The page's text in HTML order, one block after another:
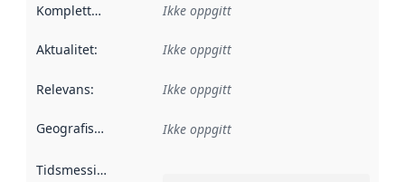
Kompletthet Ikke oppgitt
Aktualitet: Ikke oppgitt
Relevans: Ikke oppgitt
Geografisk avgrensning :
Ikke oppgitt
Tidsmessig avgrensning